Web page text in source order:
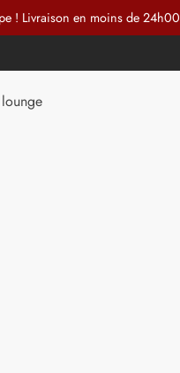
! Livraison en moins de 24h00